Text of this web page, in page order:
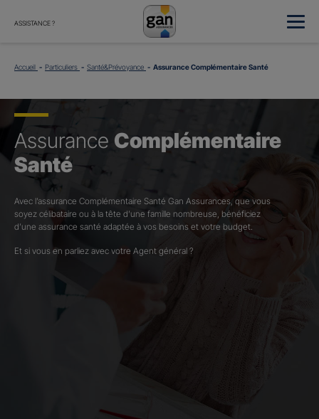
ASSISTANCE ?
Accueil Particuliers Santé&Prévoyance Assurance Complémentaire Santé
Assurance Complémentaire
Santé
Avec l’assurance Complémentaire Santé Gan Assurances, que vous
soyez célibataire ou à la tête d’une famille nombreuse, bénéficiez
d’une assurance santé adaptée à vos besoins et votre budget.​
Et si vous en parliez avec votre Agent général ?